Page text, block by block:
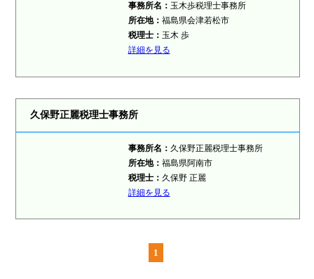
事務所名： 玉木歩税理士事務所
所在地： 福島県会津若松市
税理士： 玉木 歩
詳細を見る
久保野正麗税理士事務所
事務所名： 久保野正麗税理士事務所
所在地： 福島県阿南市
税理士： 久保野 正麗
詳細を見る
1